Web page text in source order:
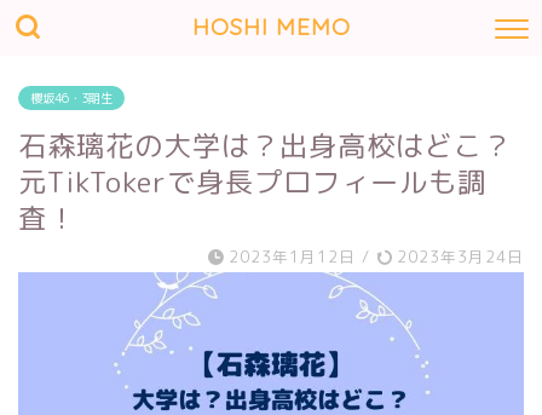
HOSHI MEMO
櫻坂46・3期生
石森璃花の大学は？出身高校はどこ？
元TikTokerで身長プロフィールも調
査！
2023年1月12日 / 2023年3月24日